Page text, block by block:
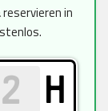
in
H